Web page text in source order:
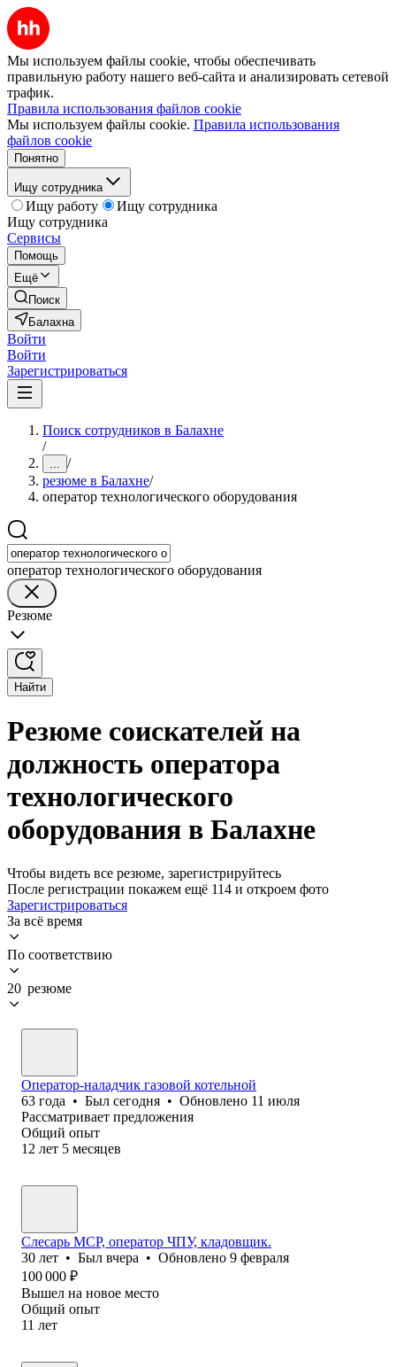
Мы используем файлы cookie, чтобы обеспечивать
правильную работу нашего веб-сайта и анализировать сетевой
трафик.
Правила использования файлов cookie
Мы используем файлы cookie. Правила использования
файлов cookie
Понятно
Ищу сотрудника
Ищу работу
Ищу сотрудника
Ищу сотрудника
Сервисы
Помощь
Ещё
Поиск
Балахна
Войти
Войти
Зарегистрироваться
Поиск сотрудников в Балахне
/
... /
резюме в Балахне/
оператор технологического оборудования
оператор технологического оборудования
Резюме
Найти
Резюме соискателей на
должность оператора
технологического
оборудования в Балахне
Чтобы видеть все резюме, зарегистрируйтесь
После регистрации покажем ещё 114 и откроем фото
Зарегистрироваться
За всё время
По соответствию
20 резюме
Оператор-наладчик газовой котельной
63 года • Был сегодня • Обновлено 11 июля
Рассматривает предложения
Общий опыт
12 лет 5 месяцев
Слесарь МСР, оператор ЧПУ, кладовщик.
30 лет • Был вчера • Обновлено 9 февраля
100 000 ₽
Вышел на новое место
Общий опыт
11 лет